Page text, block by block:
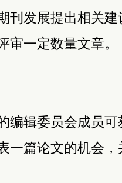
刊发展提出相关建
审一定数量文章。
编辑委员会成员可
一篇论文的机会